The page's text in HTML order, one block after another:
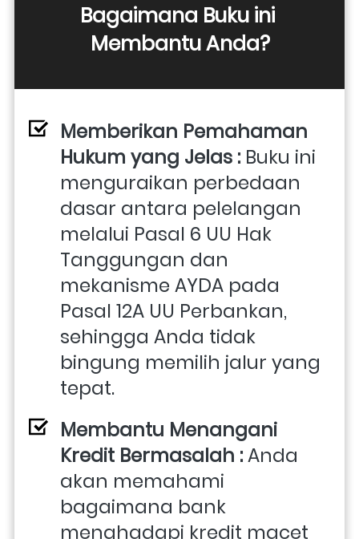
Bagaimana Buku ini
Membantu Anda?
Memberikan Pemahaman
Hukum yang Jelas : Buku ini
menguraikan perbedaan
dasar antara pelelangan
melalui Pasal 6 UU Hak
Tanggungan dan
mekanisme AYDA pada
Pasal 12A UU Perbankan,
sehingga Anda tidak
bingung memilih jalur yang
tepat.
Membantu Menangani
Kredit Bermasalah : Anda
akan memahami
bagaimana bank
menghadapi kredit macet